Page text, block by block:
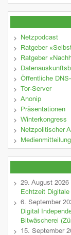
Netzpodcast
Ratgeber
Ratgeber
Öffentliche
Tor-Server
Anonip
Präsentationen
Winterkongress
Netzpolitischer
29. August 2026
Echtzeit
6. September
Digital
Bitwäscherei
15. September